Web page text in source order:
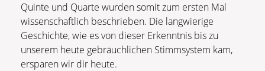
Quinte und Quarte wurden somit zum ersten Mal
wissenschaftlich beschrieben. Die langwierige
Geschichte, wie es von dieser Erkenntnis bis zu
unserem heute gebräuchlichen Stimmsystem kam,
ersparen wir dir heute.